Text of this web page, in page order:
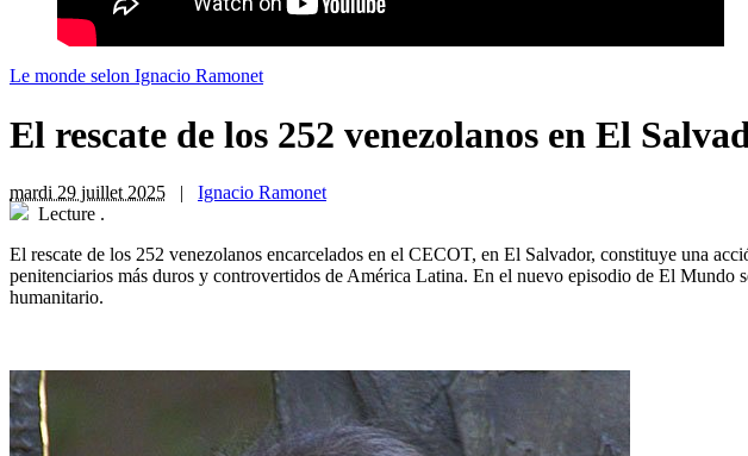
Le monde selon Ignacio Ramonet
El rescate de los 252 venezolanos en El
mardi 29 juillet 2025 | Ignacio Ramonet
Lecture .
El rescate de los 252 venezolanos encarcelados en el CECOT, en El Salvador, constituye una
penitenciarios más duros y controvertidos de América Latina. En el nuevo episodio de El
humanitario.